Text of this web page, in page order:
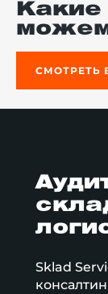
СМОТРЕТЬ
Sklad